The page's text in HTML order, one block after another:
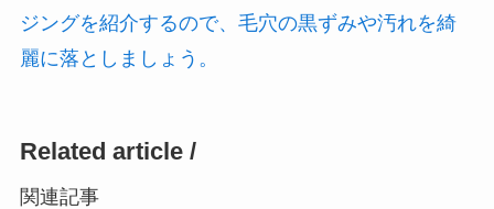
ジングを紹介するので、毛穴の黒ずみや汚れを綺
麗に落としましょう。
Related article /
関連記事